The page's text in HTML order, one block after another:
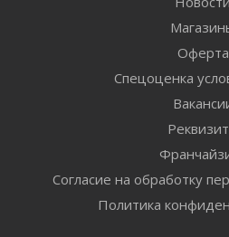
Оферта
Спецоценка
Согласие на обработку
Политика